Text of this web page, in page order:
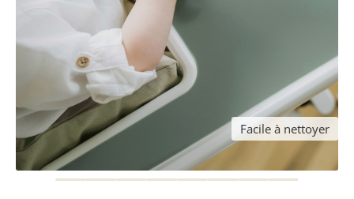
Facile à nettoyer